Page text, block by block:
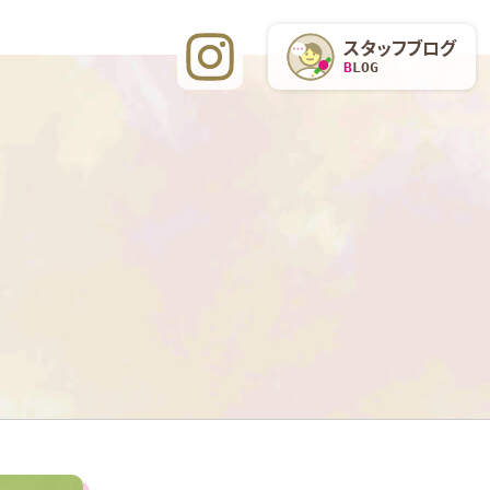
スタッフブログ
BLOG